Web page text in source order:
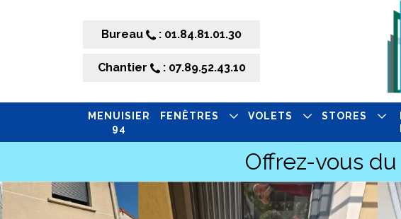
Bureau : 01.84.81.01.30
Chantier : 07.89.52.43.10
MENUISIER
94
FENÊTRES VOLETS STORES
Offrez-vous du